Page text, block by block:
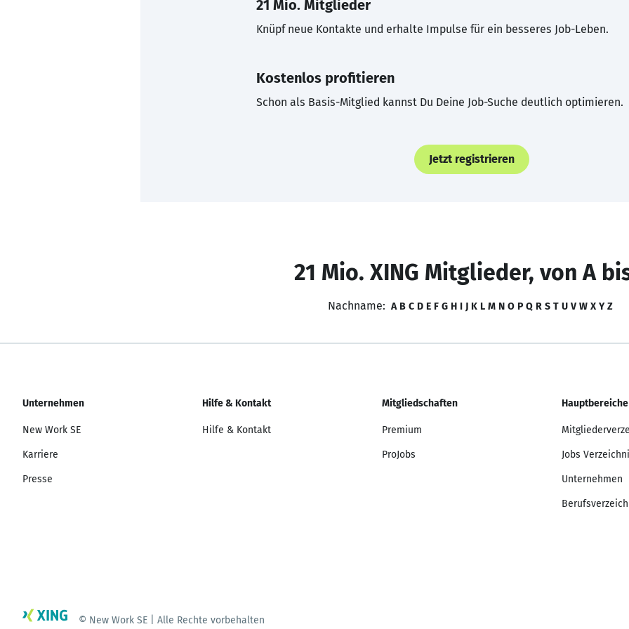
21 Mio. Mitglieder
Knüpf neue Kontakte und erhalte Impulse für ein besseres Job-Leben.
Kostenlos profitieren
Schon als Basis-Mitglied kannst Du Deine Job-Suche deutlich optimieren.
Jetzt registrieren
21 Mio. XING Mitglieder, von A
Nachname: A B C D E F G H I J K L M N O P Q R S T U V W X Y Z
Unternehmen
New Work SE
Karriere
Presse
Hilfe & Kontakt
Hilfe & Kontakt
Mitgliedschaften
Premium
ProJobs
Hauptbereiche
Jobs
Unternehmen
© New Work SE | Alle Rechte vorbehalten